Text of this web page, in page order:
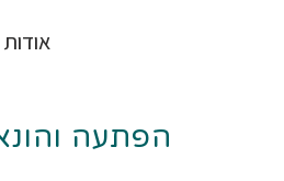
אודות
הפתעה